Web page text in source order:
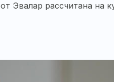
от Эвалар рассчитана на